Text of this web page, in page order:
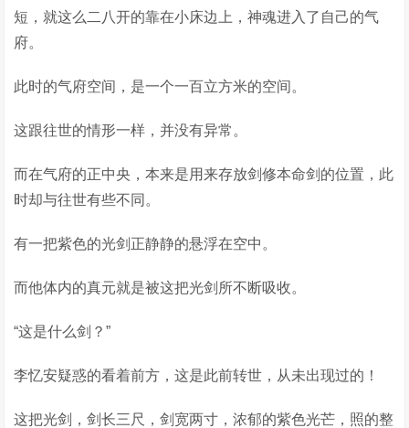
短，就这么二八开的靠在小床边上，神魂进入了自己的气
府。
此时的气府空间，是一个一百立方米的空间。
这跟往世的情形一样，并没有异常。
而在气府的正中央，本来是用来存放剑修本命剑的位置，此
时却与往世有些不同。
有一把紫色的光剑正静静的悬浮在空中。
而他体内的真元就是被这把光剑所不断吸收。
“这是什么剑？”
李忆安疑惑的看着前方，这是此前转世，从未出现过的！
这把光剑，剑长三尺，剑宽两寸，浓郁的紫色光芒，照的整